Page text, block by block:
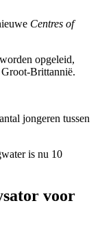
Centres of
opgeleid,
Groot-Brittannië.
jongeren tussen
is nu 10
voor